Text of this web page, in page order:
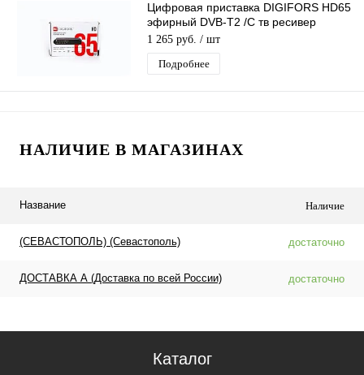
Цифровая приставка DIGIFORS HD65
эфирный DVB-T2 /C тв ресивер
бесплатное тв TV-тюнер медиаплеер
IPTV
1 265 руб. / шт
Подробнее
НАЛИЧИЕ В МАГАЗИНАХ
Название Наличие
(СЕВАСТОПОЛЬ) (Севастополь) достаточно
ДОСТАВКА А (Доставка по всей России) достаточно
Каталог